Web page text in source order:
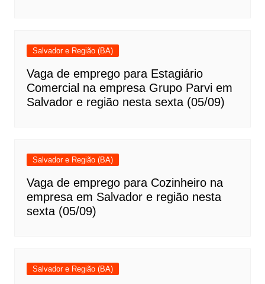
Salvador e Região (BA)
Vaga de emprego para Estagiário
Comercial na empresa Grupo Parvi em
Salvador e região nesta sexta (05/09)
Salvador e Região (BA)
Vaga de emprego para Cozinheiro na
empresa em Salvador e região nesta
sexta (05/09)
Salvador e Região (BA)